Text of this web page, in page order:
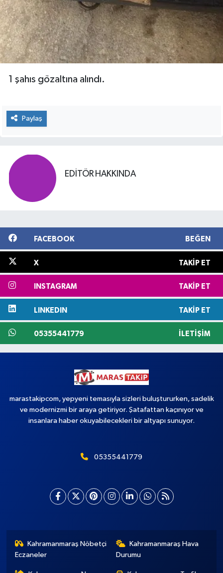
1 şahıs gözaltına alındı.
Paylaş
EDITÖR HAKKINDA
FACEBOOK BEĞEN
X TAKIP ET
INSTAGRAM TAKIP ET
LINKEDIN TAKIP ET
05355441779 İLETIŞIM
marastakipcom, yepyeni temasıyla sizleri buluştururken, sadelik
ve modernizmi bir araya getiriyor. Şatafattan kaçınıyor ve
insanlara haber okuyabilecekleri bir altyapı sunuyor.
05355441779
Kahramanmaraş Nöbetçi
Eczaneler
Kahramanmaraş Hava
Durumu